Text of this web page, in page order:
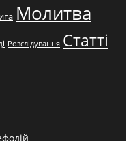
Молитва
Розслідування Статті